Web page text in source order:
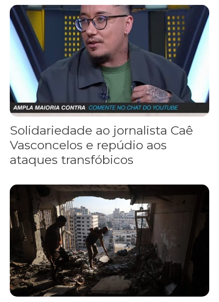
Solidariedade ao jornalista Caê Vasconcelos e repúdio aos
Solidariedade ao jornalista Caê
Vasconcelos e repúdio aos
ataques transfóbicos
“Funeral para toda Gaza” — enquanto o Conselho da Paz